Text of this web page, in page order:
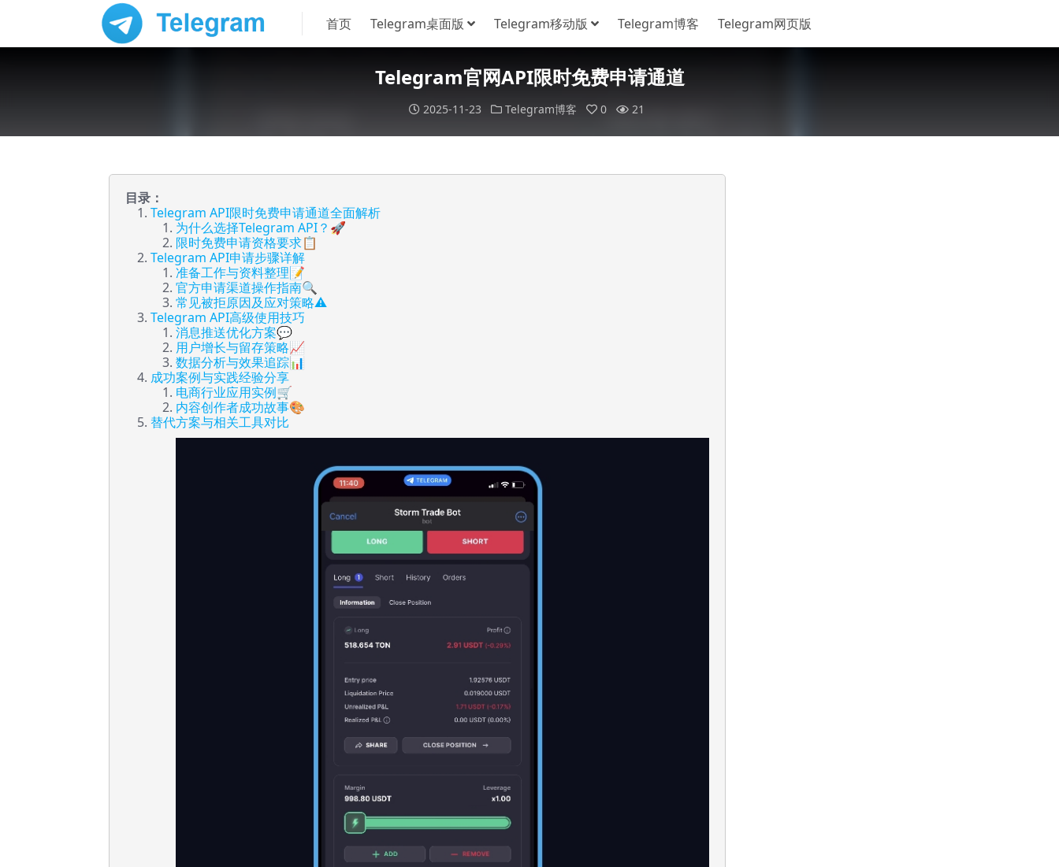
首页 Telegram桌面版 Telegram移动版 Telegram博客 Telegram网页版
Telegram官网API限时免费申请通道
2025-11-23 Telegram博客 0 21
目录：
Telegram API限时免费申请通道全面解析
为什么选择Telegram API？🚀
限时免费申请资格要求📋
Telegram API申请步骤详解
准备工作与资料整理📝
官方申请渠道操作指南🔍
常见被拒原因及应对策略⚠️
Telegram API高级使用技巧
消息推送优化方案💬
用户增长与留存策略📈
数据分析与效果追踪📊
成功案例与实践经验分享
电商行业应用实例🛒
内容创作者成功故事🎨
替代方案与相关工具对比